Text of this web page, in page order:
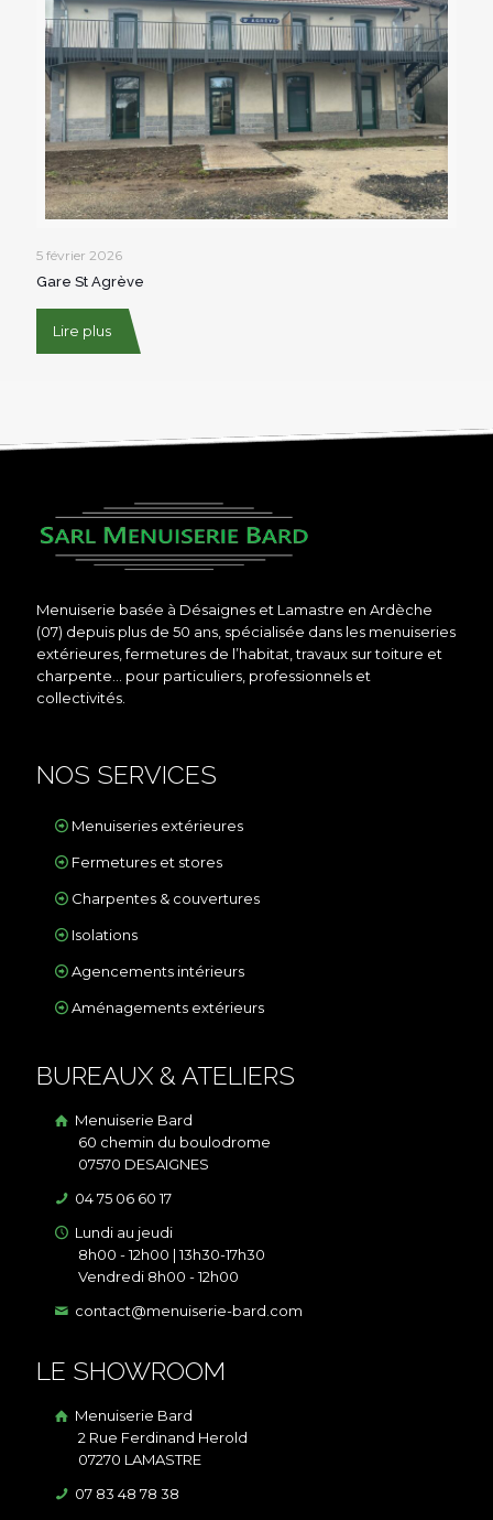
5 février 2026
Gare St Agrève
Lire plus
Menuiserie basée à Désaignes et Lamastre en Ardèche
(07) depuis plus de 50 ans, spécialisée dans les menuiseries
extérieures, fermetures de l’habitat, travaux sur toiture et
charpente… pour particuliers, professionnels et
collectivités.
NOS SERVICES
Menuiseries extérieures
Fermetures et stores
Charpentes & couvertures
Isolations
Agencements intérieurs
Aménagements extérieurs
BUREAUX & ATELIERS
Menuiserie Bard
60 chemin du boulodrome
07570 DESAIGNES
04 75 06 60 17
Lundi au jeudi
8h00 - 12h00 | 13h30-17h30
Vendredi 8h00 - 12h00
contact@menuiserie-bard.com
LE SHOWROOM
Menuiserie Bard
2 Rue Ferdinand Herold
07270 LAMASTRE
07 83 48 78 38